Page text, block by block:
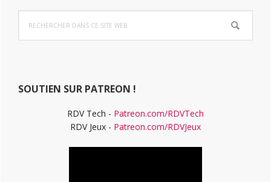
latérale
dans
ce
SOUTIEN SUR PATREON !
RDV Tech - Patreon.com/RDVTech
RDV Jeux - Patreon.com/RDVJeux